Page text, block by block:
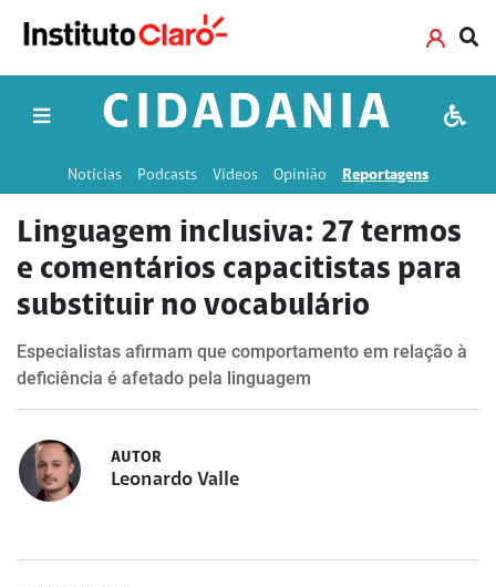
CIDADANIA
Notícias Podcasts Vídeos Opinião Reportagens
Linguagem inclusiva: 27 termos
e comentários capacitistas para
substituir no vocabulário
Especialistas afirmam que comportamento em relação à
deficiência é afetado pela linguagem
AUTOR
Leonardo Valle